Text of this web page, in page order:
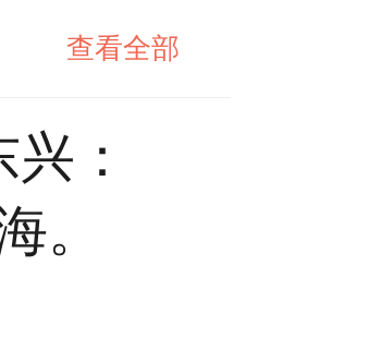
查看全部
：
。